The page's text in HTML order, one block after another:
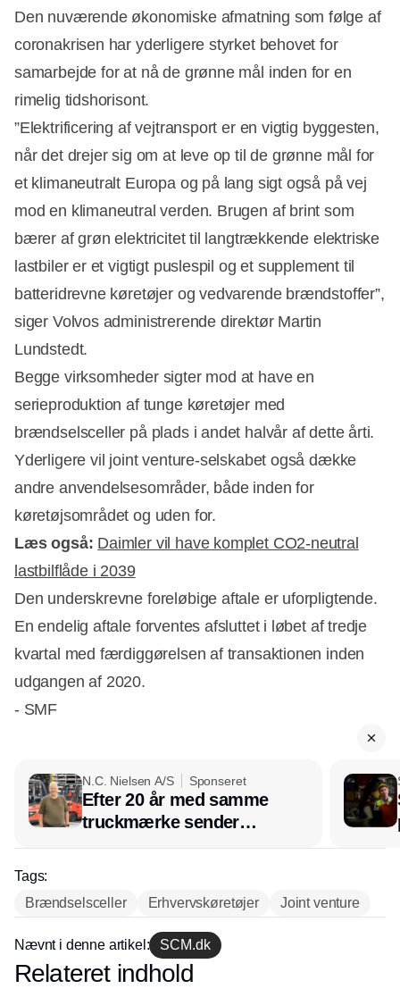
Den nuværende økonomiske afmatning som følge af
coronakrisen har yderligere styrket behovet for
samarbejde for at nå de grønne mål inden for en
rimelig tidshorisont.
”Elektrificering af vejtransport er en vigtig byggesten,
når det drejer sig om at leve op til de grønne mål for
et klimaneutralt Europa og på lang sigt også på vej
mod en klimaneutral verden. Brugen af brint som
bærer af grøn elektricitet til langtrækkende elektriske
lastbiler er et vigtigt puslespil og et supplement til
batteridrevne køretøjer og vedvarende brændstoffer”,
siger Volvos administrerende direktør Martin
Lundstedt.
Begge virksomheder sigter mod at have en
serieproduktion af tunge køretøjer med
brændselsceller på plads i andet halvår af dette årti.
Yderligere vil joint venture-selskabet også dække
andre anvendelsesområder, både inden for
køretøjsområdet og uden for.
Læs også: Daimler vil have komplet CO2-neutral
lastbilflåde i 2039
Den underskrevne foreløbige aftale er uforpligtende.
En endelig aftale forventes afsluttet i løbet af tredje
kvartal med færdiggørelsen af transaktionen inden
udgangen af 2020.
- SMF
N.C. Nielsen A/S Sponseret
Efter 20 år med samme
truckmærke sender
lagerchef stafetten videre
Tags:
Brændselsceller
Erhvervskøretøjer Joint venture
Nævnt i denne artikel: SCM.dk
Annonce
Relateret indhold